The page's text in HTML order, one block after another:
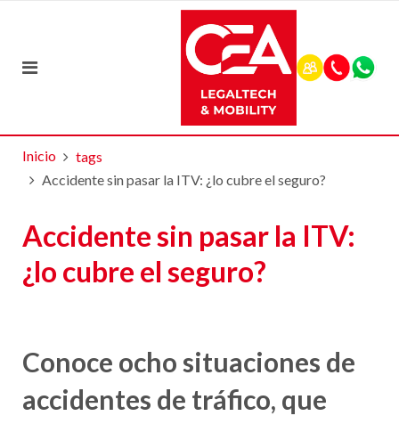
Inicio
tags
Accidente sin pasar la ITV: ¿lo cubre el seguro?
Accidente sin pasar la ITV:
¿lo cubre el seguro?
Conoce ocho situaciones de
accidentes de tráfico, que